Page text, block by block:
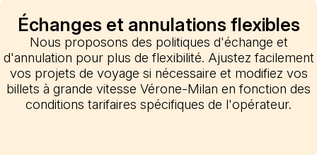
Échanges et annulations flexibles
Nous proposons des politiques d'échange et
d'annulation pour plus de flexibilité. Ajustez facilement
vos projets de voyage si nécessaire et modifiez vos
billets à grande vitesse Vérone-Milan en fonction des
conditions tarifaires spécifiques de l'opérateur.